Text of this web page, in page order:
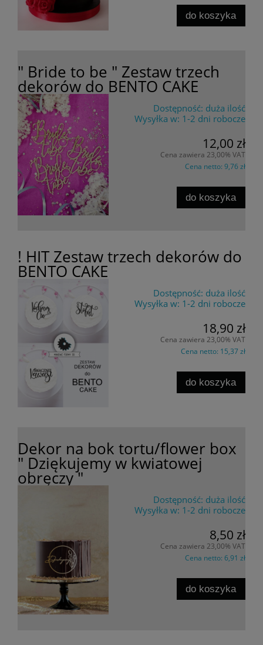
do koszyka
" Bride to be " Zestaw trzech
dekorów do BENTO CAKE
Dostępność: duża ilość
Wysyłka w: 1-2 dni robocze
12,00 zł
Cena zawiera 23,00% VAT
Cena netto: 9,76 zł
do koszyka
! HIT Zestaw trzech dekorów do
BENTO CAKE
Dostępność: duża ilość
Wysyłka w: 1-2 dni robocze
18,90 zł
Cena zawiera 23,00% VAT
Cena netto: 15,37 zł
do koszyka
Dekor na bok tortu/flower box
" Dziękujemy w kwiatowej
obręczy "
Dostępność: duża ilość
Wysyłka w: 1-2 dni robocze
8,50 zł
Cena zawiera 23,00% VAT
Cena netto: 6,91 zł
do koszyka